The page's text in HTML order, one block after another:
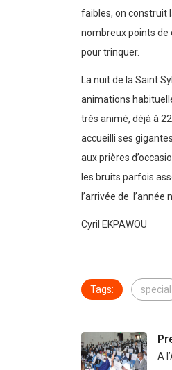
faibles, on construit
nombreux points de
pour trinquer.
La nuit de la Saint
animations
très animé, déjà à
accueilli ses
aux prières
les bruits parfois
l’arrivée de l’année
Cyril EKPAWOU
Tags: special
A